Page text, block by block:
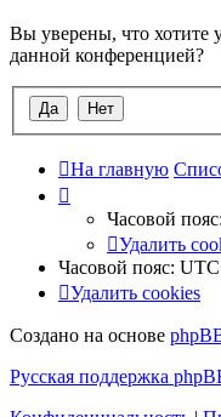
Вы уверены, что хотите
данной конференцией?
На главную
Часовой пояс:
Удалить
Часовой пояс:
Удалить cookies
Создано на основе
Русская поддержка